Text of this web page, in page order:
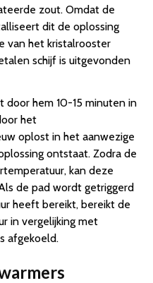
zout. Omdat de
dit de oplossing
van het kristalrooster
schijf is uitgevonden
door hem 10-15 minuten in
het
oplost in het aanwezige
ontstaat. Zodra de
kan deze
de pad wordt getriggerd
heeft bereikt, bereikt de
in vergelijking met
afgekoeld.